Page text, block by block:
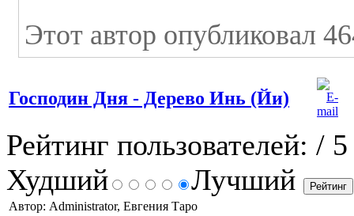
Этот автор опубликовал
Господин Дня - Дерево Инь (Йи)
Рейтинг пользователей: / 5
Худший
Лучший
Автор: Administrator, Евгения Таро